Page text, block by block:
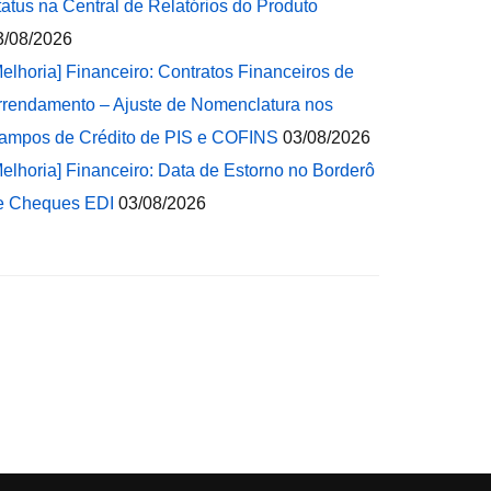
na Central de Relatórios do Produto
08/2026
Financeiro: Contratos Financeiros de
– Ajuste de Nomenclatura nos
de Crédito de PIS e COFINS 03/08/2026
Financeiro: Data de Estorno no Borderô
Cheques EDI 03/08/2026